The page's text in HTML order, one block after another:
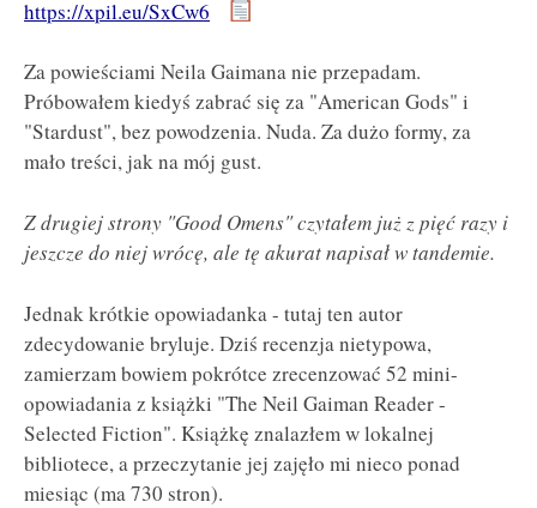
https://xpil.eu/SxCw6
Za powieściami Neila Gaimana nie przepadam.
Próbowałem kiedyś zabrać się za "American Gods" i
"Stardust", bez powodzenia. Nuda. Za dużo formy, za
mało treści, jak na mój gust.
Z drugiej strony "Good Omens" czytałem już z pięć razy i
jeszcze do niej wrócę, ale tę akurat napisał w tandemie.
Jednak krótkie opowiadanka - tutaj ten autor
zdecydowanie bryluje. Dziś recenzja nietypowa,
zamierzam bowiem pokrótce zrecenzować 52 mini-
opowiadania z książki "The Neil Gaiman Reader -
Selected Fiction". Książkę znalazłem w lokalnej
bibliotece, a przeczytanie jej zajęło mi nieco ponad
miesiąc (ma 730 stron).